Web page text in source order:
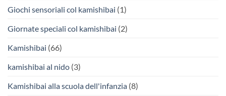
Giochi sensoriali col kamishibai (1)
Giornate speciali col kamishibai (2)
Kamishibai (66)
kamishibai al nido (3)
Kamishibai alla scuola dell'infanzia (8)